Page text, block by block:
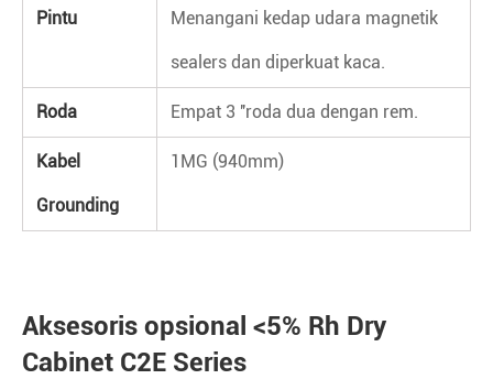
Pintu Menangani kedap udara magnetik
sealers dan diperkuat kaca.
Roda Empat 3 ''roda dua dengan rem.
Kabel
Grounding
1MG (940mm)
Aksesoris opsional <5% Rh Dry
Cabinet C2E Series